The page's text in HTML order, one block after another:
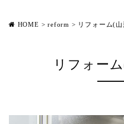
HOME >reform > リフォーム(
リフォー